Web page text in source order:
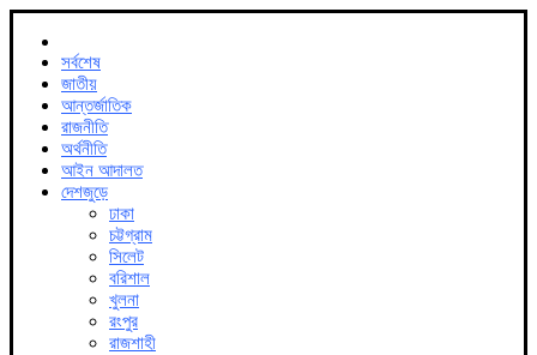
সর্বশেষ
জাতীয়
আন্তর্জাতিক
রাজনীতি
অর্থনীতি
আইন আদালত
দেশজুড়ে
ঢাকা
চট্টগ্রাম
সিলেট
বরিশাল
খুলনা
রংপুর
রাজশাহী